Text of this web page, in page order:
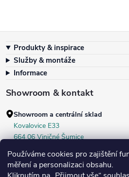
Používáme cookies pro zajištění
měření a personalizaci obsahu.
Produkty & inspirace
Služby & montáže
Informace
Showroom & kontakt
Showroom a centrální sklad
Kovalovice E33
664 06 Viničné Šumice
+420 604 536 499